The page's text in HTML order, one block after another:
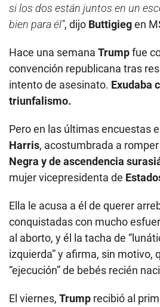
si los dos están juntos en un
bien para él”, dijo Buttigiegen
Hace una semana Trumpfue
convención republicana tras
intento de asesinato. Exudaba
triunfalismo.
Pero en las últimas encuestas
Harris, acostumbrada a
Negra y de ascendencia
mujer vicepresidenta de
Ella le acusa a él de querer
conquistadas con mucho
al aborto, y él la tacha de
izquierda” y afirma, sin motivo,
“ejecución” de bebés recién
El viernes, Trump recibió al